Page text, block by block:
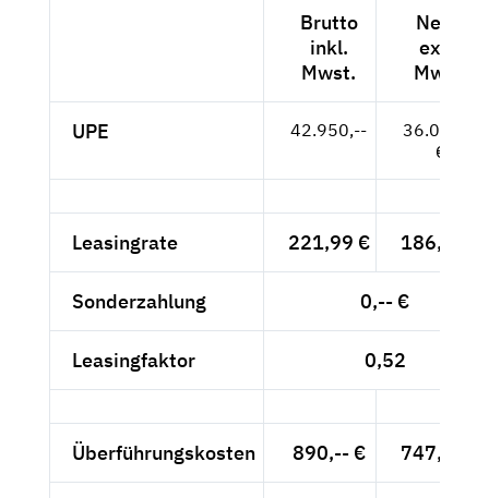
Brutto
inkl.
Mwst.
Netto
exkl.
Mwst.
UPE 42.950,--
36.092,--
€
Leasingrate 221,99 € 186,55 €
Sonderzahlung 0,-- €
Leasingfaktor 0,52
Überführungskosten 890,-- € 747,90 €